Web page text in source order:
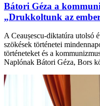
Bátori Géza a
„Drukkoltunk az
A Ceaușescu-diktatúra utolsó
szökések történetei
történeteket és a
Naplónak Bátori Géza, Bors